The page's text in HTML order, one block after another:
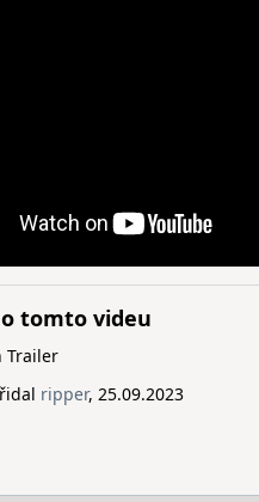
tomto videu
Trailer
ripper, 25.09.2023